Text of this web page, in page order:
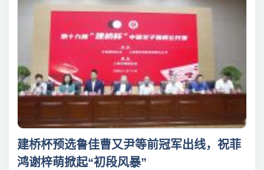
建桥杯预选鲁佳曹又尹等前冠军出线，祝菲
鸿谢梓萌掀起“初段风暴”